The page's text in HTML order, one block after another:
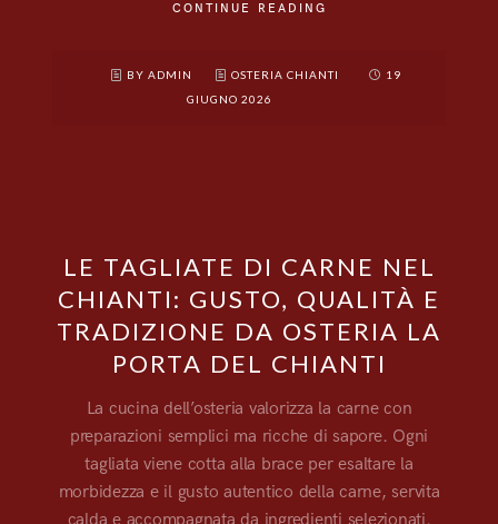
CONTINUE READING
BY ADMIN OSTERIA CHIANTI
19
GIUGNO 2026
LE TAGLIATE DI CARNE NEL
CHIANTI: GUSTO, QUALITÀ E
TRADIZIONE DA OSTERIA LA
PORTA DEL CHIANTI
La cucina dell’osteria valorizza la carne con
preparazioni semplici ma ricche di sapore. Ogni
tagliata viene cotta alla brace per esaltare la
morbidezza e il gusto autentico della carne, servita